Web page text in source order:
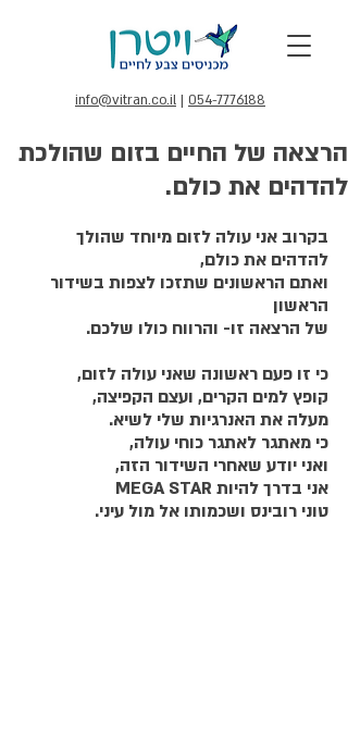
info@vitran.co.il | 054-7776188
הרצאה של החיים בזום שהולכת
להדהים את כולם.
בקרוב אני עולה לזום מיוחד שהולך
להדהים את כולם,
ואתם הראשונים שתזכו לצפות בשידור
הראשון
של הרצאה זו- והרווח כולו שלכם.
כי זו פעם ראשונה שאני עולה לזום,
קופץ למים הקרים, ועצם הקפיצה,
מעלה את האנרגיות שלי לשיא.
כי מאתגר לאתגר כוחי עולה,
ואני יודע שאחרי השידור הזה,
אני בדרך להיות MEGA STAR
טוני רובינס ושכמותו אל מול עיני.